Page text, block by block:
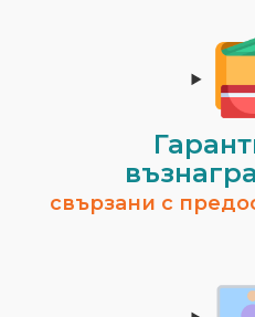
свързани с